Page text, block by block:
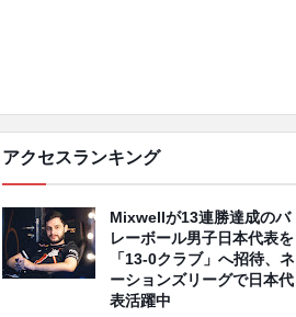
アクセスランキング
Mixwellが13連勝達成のバ
レーボール男子日本代表を
「13-0クラブ」へ招待、ネ
ーションズリーグで日本代
表活躍中